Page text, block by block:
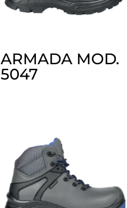
ARMADA MOD.
5047